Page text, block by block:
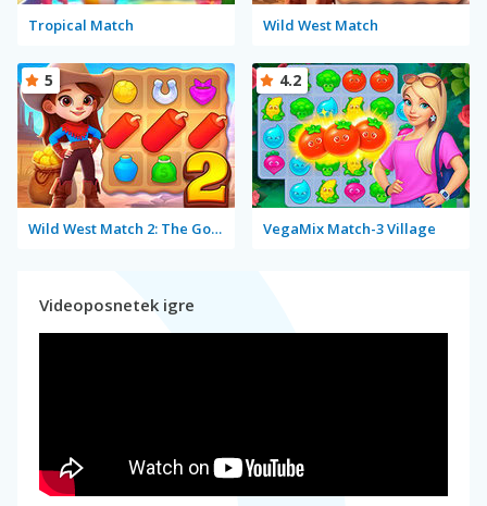
Tropical Match Wild West Match
Wild West Match 2: The Gold Rush
5
VegaMix Match-3 Village
4.2
Videoposnetek igre